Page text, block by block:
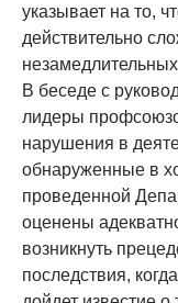
указывает на то,
действительно
В беседе с
лидеры
нарушения в
обнаруженные в
проведенной
оценены
возникнуть
последствия,